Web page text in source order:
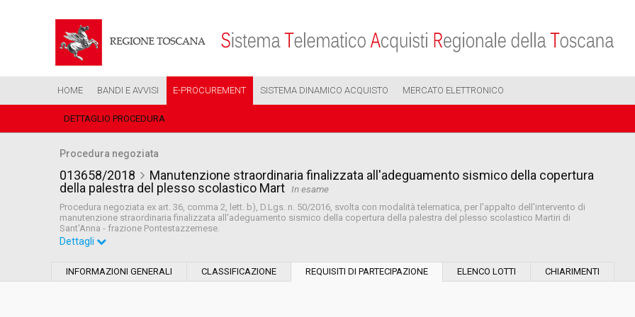
HOME BANDI E AVVISI E-PROCUREMENT SISTEMA DINAMICO ACQUISTO MERCATO ELETTRONICO
DETTAGLIO PROCEDURA
Procedura negoziata
013658/2018
Manutenzione straordinaria finalizzata all'adeguamento sismico della copertura
della palestra del plesso scolastico Mart In esame
Procedura negoziata ex art. 36, comma 2, lett. b), D.Lgs. n. 50/2016, svolta con modalità telematica, per l'appalto dell'intervento di
manutenzione straordinaria finalizzata all'adeguamento sismico della copertura della palestra del plesso scolastico Martiri di
Sant'Anna - frazione Pontestazzemese.
Dettagli
INFORMAZIONI GENERALI CLASSIFICAZIONE REQUISITI DI PARTECIPAZIONE ELENCO LOTTI CHIARIMENTI